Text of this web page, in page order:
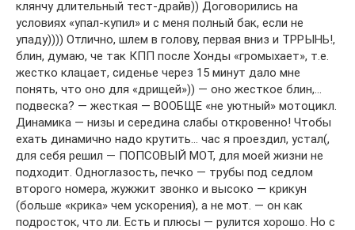
клянчу длительный тест-драйв)) Договорились на
условиях «упал-купил» и с меня полный бак, если не
упаду)))) Отлично, шлем в голову, первая вниз и ТРРЫНЬ!,
блин, думаю, че так КПП после Хонды «громыхает», т.е.
жестко клацает, сиденье через 15 минут дало мне
понять, что оно для «дрищей»)) — оно жесткое блин,…
подвеска? — жесткая — ВООБЩЕ «не уютный» мотоцикл.
Динамика — низы и середина слабы откровенно! Чтобы
ехать динамично надо крутить… час я проездил, устал(,
для себя решил — ПОПСОВЫЙ МОТ, для моей жизни не
подходит. Одноглазость, печко — трубы под седлом
второго номера, жужжит звонко и высоко — крикун
(больше «крика» чем ускорения), а не мот. — он как
подросток, что ли. Есть и плюсы — рулится хорошо. Но с